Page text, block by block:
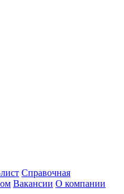
Справочная
Вакансии О компании